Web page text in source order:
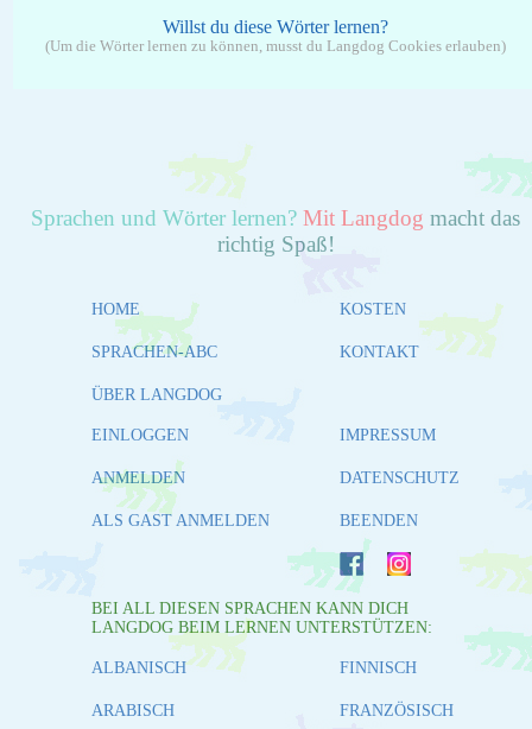
Willst du diese Wörter lernen?
(Um die Wörter lernen zu können, musst du Langdog Cookies erlauben)
Sprachen und Wörter lernen? Mit Langdog macht das
richtig Spaß!
HOME
SPRACHEN-ABC
ÜBER LANGDOG
KOSTEN
KONTAKT
EINLOGGEN
ANMELDEN
ALS GAST ANMELDEN
IMPRESSUM
DATENSCHUTZ
BEENDEN
BEI ALL DIESEN SPRACHEN KANN DICH
LANGDOG BEIM LERNEN UNTERSTÜTZEN:
ALBANISCH
ARABISCH
FINNISCH
FRANZÖSISCH